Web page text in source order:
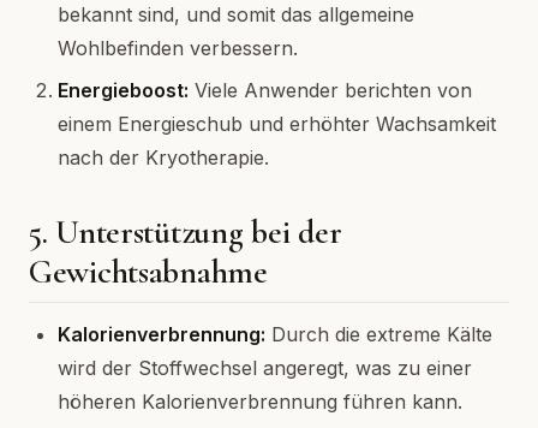
bekannt sind, und somit das allgemeine
Wohlbefinden verbessern.
Energieboost: Viele Anwender berichten von
einem Energieschub und erhöhter Wachsamkeit
nach der Kryotherapie.
5. Unterstützung bei der
Gewichtsabnahme
Kalorienverbrennung: Durch die extreme Kälte
wird der Stoffwechsel angeregt, was zu einer
höheren Kalorienverbrennung führen kann.